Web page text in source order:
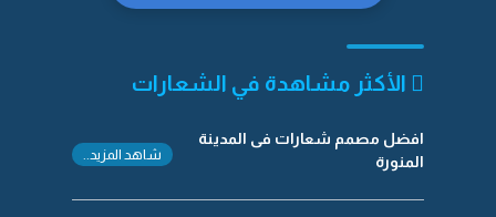
الأكثر مشاهدة في الشعارات
افضل مصمم شعارات فى المدينة
المنورة
شاهد المزيد..